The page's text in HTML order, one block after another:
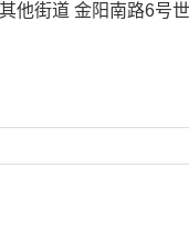
他街道 金阳南路6号